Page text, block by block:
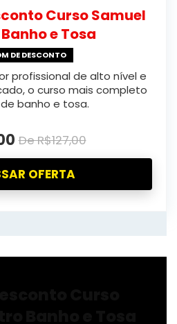
Curso Samuel
e Tosa
DE DESCONTO
profissional de alto nível e
o curso mais completo
banho e tosa.
De R$127,00
OFERTA